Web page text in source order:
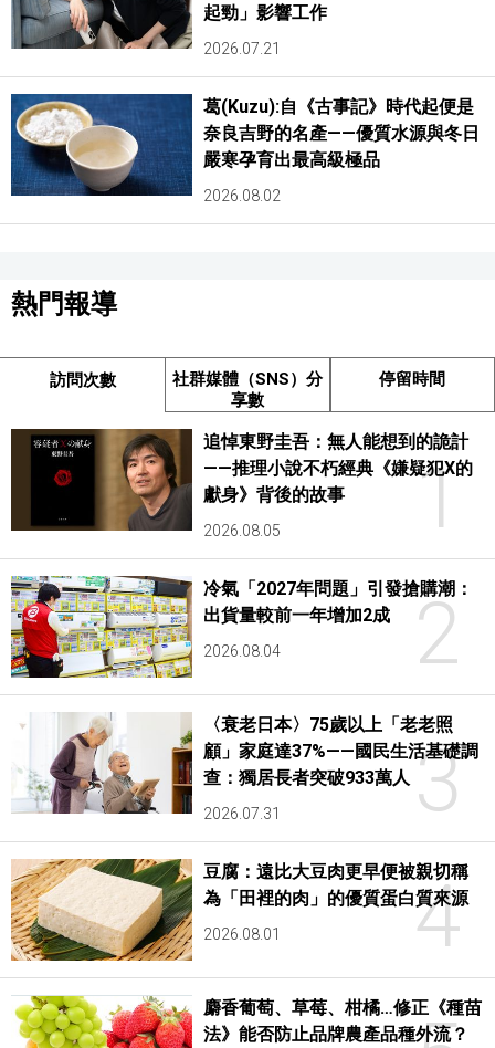
起勁」影響工作
2026.07.21
葛(Kuzu):自《古事記》時代起便是
奈良吉野的名產——優質水源與冬日
嚴寒孕育出最高級極品
2026.08.02
熱門報導
訪問次數
社群媒體（SNS）分
享數
停留時間
1
追悼東野圭吾：無人能想到的詭計
——推理小說不朽經典《嫌疑犯X的
獻身》背後的故事
2026.08.05
2
冷氣「2027年問題」引發搶購潮：
出貨量較前一年增加2成
2026.08.04
3
〈衰老日本〉75歲以上「老老照
顧」家庭達37%——國民生活基礎調
查：獨居長者突破933萬人
2026.07.31
4
豆腐：遠比大豆肉更早便被親切稱
為「田裡的肉」的優質蛋白質來源
2026.08.01
麝香葡萄、草莓、柑橘…修正《種苗
法》能否防止品牌農產品種外流？